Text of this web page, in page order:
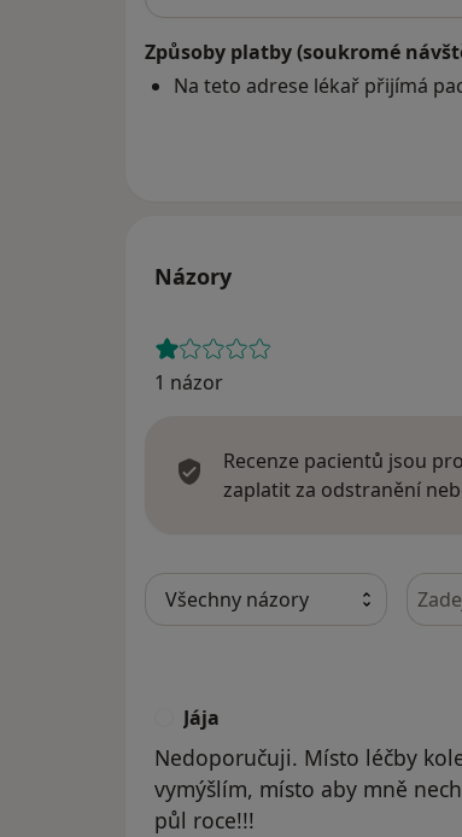
Způsoby platby (soukromé
Na teto adrese lékař přijímá
Názory
1 názor
Recenze pacientů jsou
zaplatit za odstranění
Jája
Nedoporučuji. Místo léčby
vymýšlím, místo aby mně
půl roce!!!